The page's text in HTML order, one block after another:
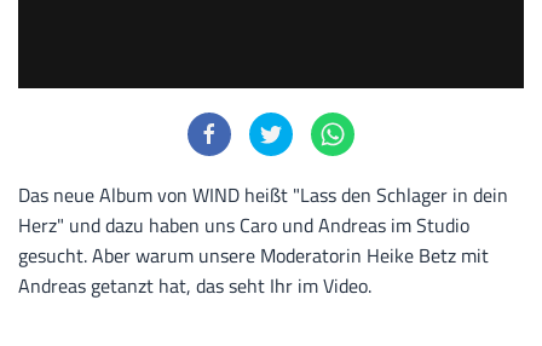
Das neue Album von WIND heißt "Lass den Schlager in dein
Herz" und dazu haben uns Caro und Andreas im Studio
gesucht. Aber warum unsere Moderatorin Heike Betz mit
Andreas getanzt hat, das seht Ihr im Video.